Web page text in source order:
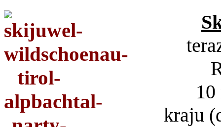
kraju